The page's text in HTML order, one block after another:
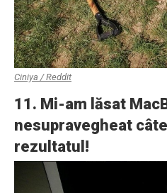
Ciniya / Reddit
11. Mi-am lăsat
nesupravegheat
rezultatul!